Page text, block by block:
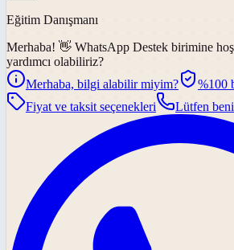
Eğitim Danışmanı
Merhaba! 👋 WhatsApp Destek birimine
yardımcı olabiliriz?
Merhaba, bilgi alabilir miyim?
%100
Fiyat ve taksit seçenekleri
Lütfen beni